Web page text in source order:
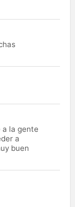
la gente
a
buen